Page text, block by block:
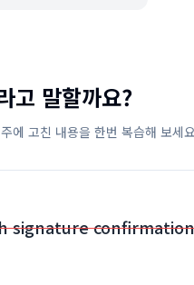
고 말할까요?
에 고친 내용을 한번 복습해 보세
signature